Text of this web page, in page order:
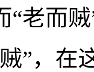
“老而
”，在